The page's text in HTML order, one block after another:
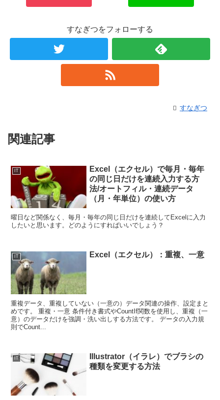
すなぎつをフォローする
すなぎつ
関連記事
IT
Excel（エクセル）で毎月・毎年
の同じ日だけを連続入力する方
法/オートフィル・連続データ
（月・年単位）の使い方
曜日など関係なく、毎月・毎年の同じ日だけを連続してExcelに入力
したいと思います。どのようにすればいいでしょう？
IT Excel（エクセル）：重複、一意
重複データ、重複していない（一意の）データ関連の操作、設定まと
めです。 重複・一意 条件付き書式やCountIf関数を使用し、重複（一
意）のデータだけを強調・洗い出しする方法です。 データの入力規
則でCount...
IT
Illustrator（イラレ）でブラシの
種類を変更する方法